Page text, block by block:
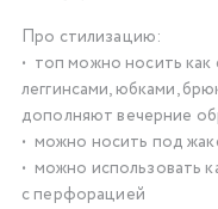
Про стилизацию:
•⁠ ⁠топ можно носить
леггинсами, юбками,
дополняют вечерние
•⁠ ⁠можно носить под
•⁠ ⁠можно использовать
с перфорацией
8